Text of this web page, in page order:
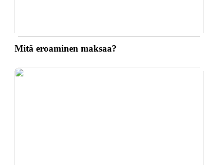
Mitä eroaminen maksaa?